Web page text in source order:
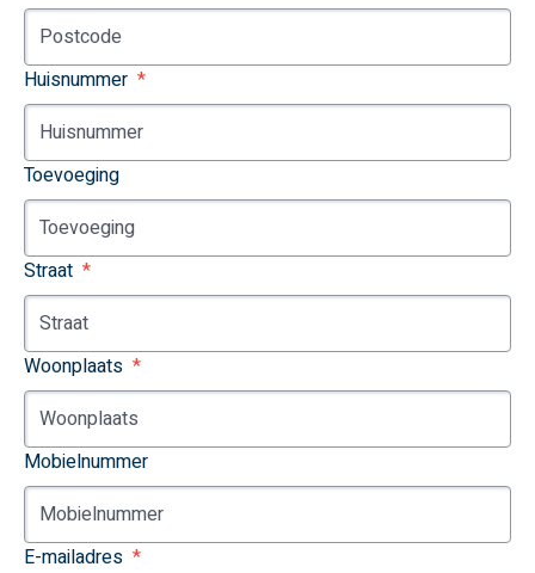
Huisnummer
Toevoeging
Straat
Woonplaats
Mobielnummer
E-mailadres